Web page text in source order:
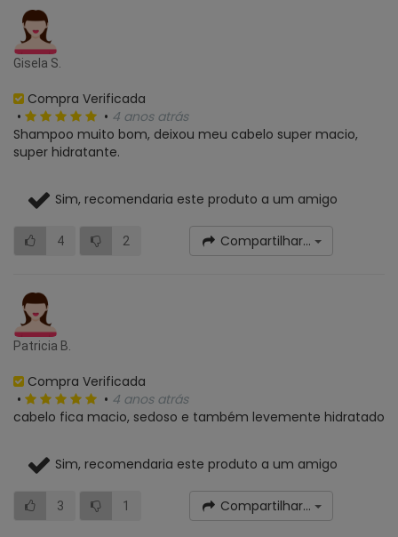
Gisela S.
Compra Verificada
•
• 4 anos atrás
Shampoo muito bom, deixou meu cabelo super macio,
super hidratante.
Sim, recomendaria este produto a um amigo
4 2 Compartilhar...
Patricia B.
Compra Verificada
•
• 4 anos atrás
cabelo fica macio, sedoso e também levemente hidratado
Sim, recomendaria este produto a um amigo
3 1 Compartilhar...